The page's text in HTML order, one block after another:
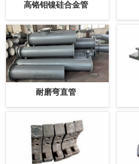
高铬钼镍硅合金管
耐磨弯直管